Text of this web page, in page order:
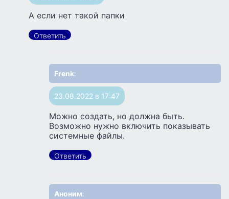
А если нет такой папки
Ответить
Frenk:
23.08.2022 в 17:47
Можно создать, но должна быть.
Возможно нужно включить показывать
системные файлы.
Ответить
Аноним: